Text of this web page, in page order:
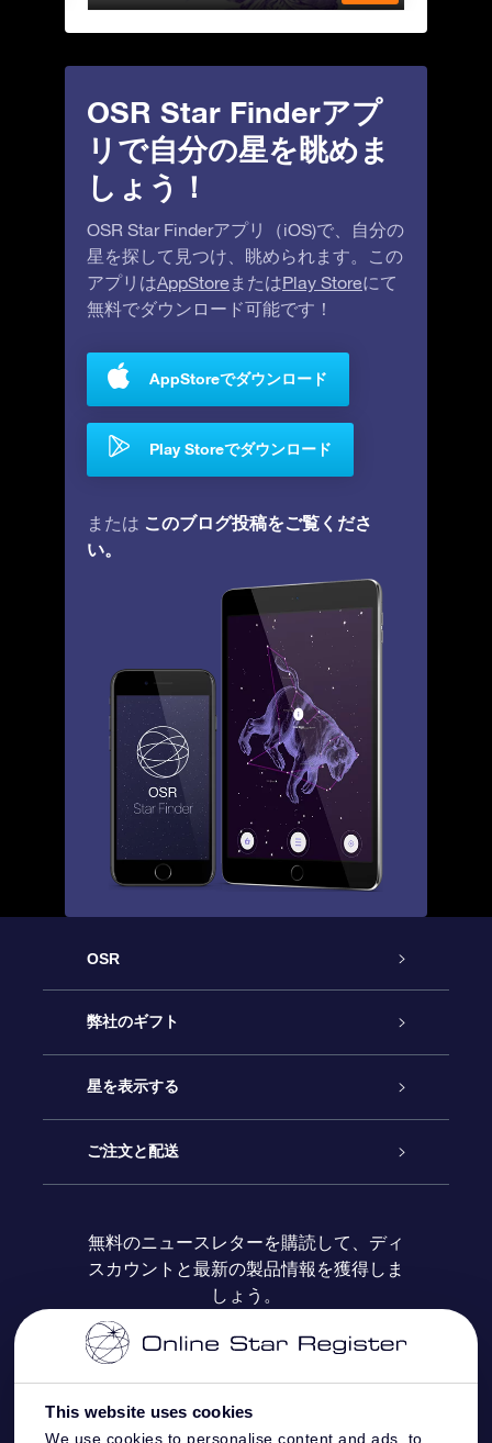
This website uses cookies
We use cookies to personalise content and ads, to
OSR Star Finderアプ
リで自分の星を眺めま
しょう！
OSR Star Finderアプリ（iOS)で、自分の
星を探して見つけ、眺められます。この
アプリはAppStore またはPlay Storeにて
無料でダウンロード可能です！
AppStoreでダウンロード
Play Storeでダウンロード
または このブログ投稿をご覧くださ
い。
OSR
カスタマーサービス
お問い合わせ
ブログ
レビュー
弊社のギフト
Online Starギフト
OSRギフトパック
OSR ギフトカード
法人ギフト
星を表示する
星の登録
カスタマイズされたStar Page
One Million Stars
OSR Starsaver
ご注文と配送
お支払いに関する情報
配送に関する情報
返品ポリシ
無料のニュースレターを購読して、ディ
スカウントと最新の製品情報を獲得しま
しょう。